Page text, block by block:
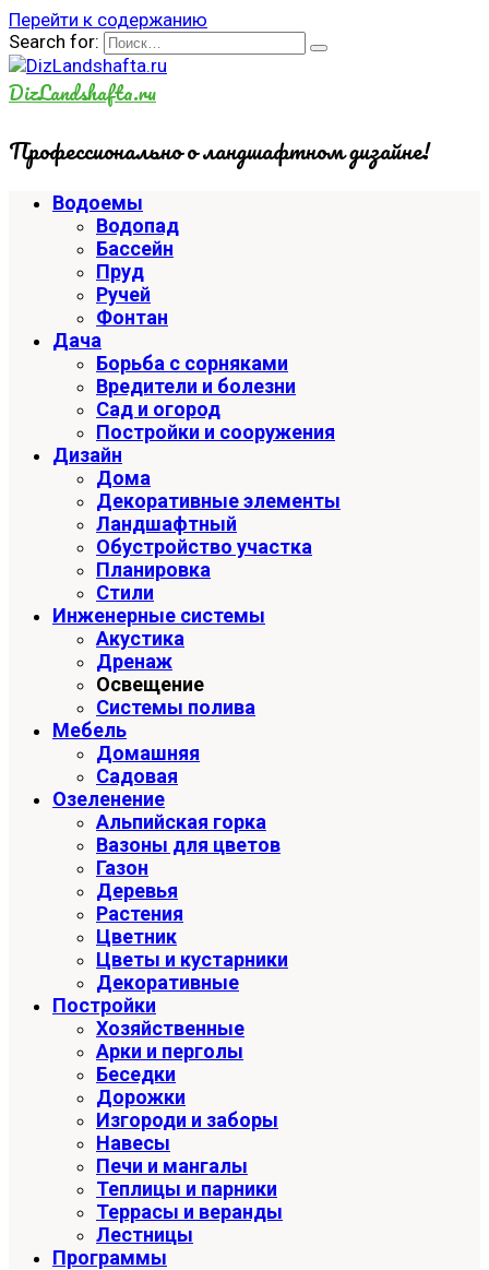
Перейти к содержанию
Search for:
DizLandshafta.ru
Профессионально о ландшафтном дизайне!
Водоемы
Водопад
Бассейн
Пруд
Ручей
Фонтан
Дача
Борьба с сорняками
Вредители и болезни
Сад и огород
Постройки и сооружения
Дизайн
Дома
Декоративные элементы
Ландшафтный
Обустройство участка
Планировка
Стили
Инженерные системы
Акустика
Дренаж
Освещение
Системы полива
Мебель
Домашняя
Садовая
Озеленение
Альпийская горка
Вазоны для цветов
Газон
Деревья
Растения
Цветник
Цветы и кустарники
Декоративные
Постройки
Хозяйственные
Арки и перголы
Беседки
Дорожки
Изгороди и заборы
Навесы
Печи и мангалы
Теплицы и парники
Террасы и веранды
Лестницы
Программы